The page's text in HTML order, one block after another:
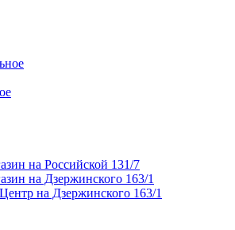
на Российской 131/7
на Дзержинского 163/1
на Дзержинского 163/1